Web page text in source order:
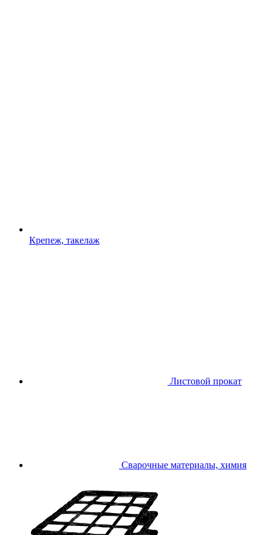
Крепеж, такелаж
Листовой прокат
Сварочные материалы, химия